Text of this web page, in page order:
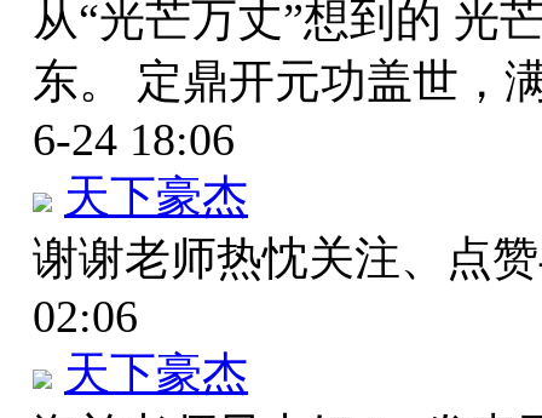
从“光芒万丈”想到的 光
东。 定鼎开元功盖世，
6-24 18:06
天下豪杰
谢谢老师热忱关注、点
02:06
天下豪杰